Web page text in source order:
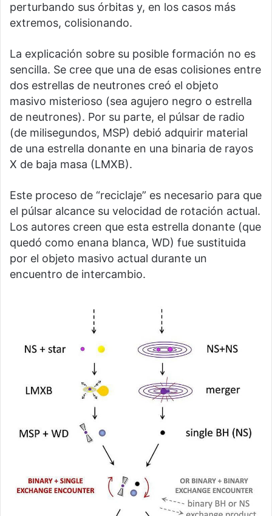
perturbando sus órbitas y, en los casos más
extremos, colisionando.
La explicación sobre su posible formación no es
sencilla. Se cree que una de esas colisiones entre
dos estrellas de neutrones creó el objeto
masivo misterioso (sea agujero negro o estrella
de neutrones). Por su parte, el púlsar de radio
(de milisegundos, MSP) debió adquirir material
de una estrella donante en una binaria de rayos
X de baja masa (LMXB).
Este proceso de “reciclaje” es necesario para que
el púlsar alcance su velocidad de rotación actual.
Los autores creen que esta estrella donante (que
quedó como enana blanca, WD) fue sustituida
por el objeto masivo actual durante un
encuentro de intercambio.